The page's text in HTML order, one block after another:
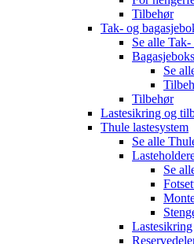
Tilbehør
Tak- og
Se alle Tak-
Se
Tilbehør
Lastesikring og
Thule lastesystem
Se alle
Se
Lastesikring